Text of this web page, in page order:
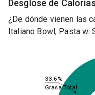
Desglose de Calorías
¿De dónde vienen las
Italiano Bowl, Pasta w.
33.6%
Grasa Total